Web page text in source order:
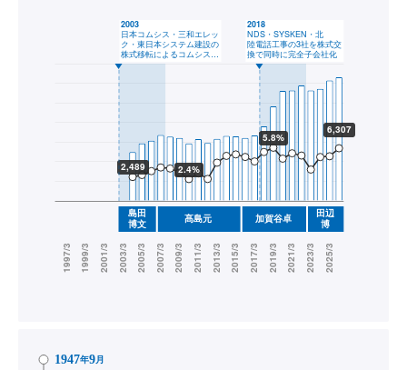
1947年9月